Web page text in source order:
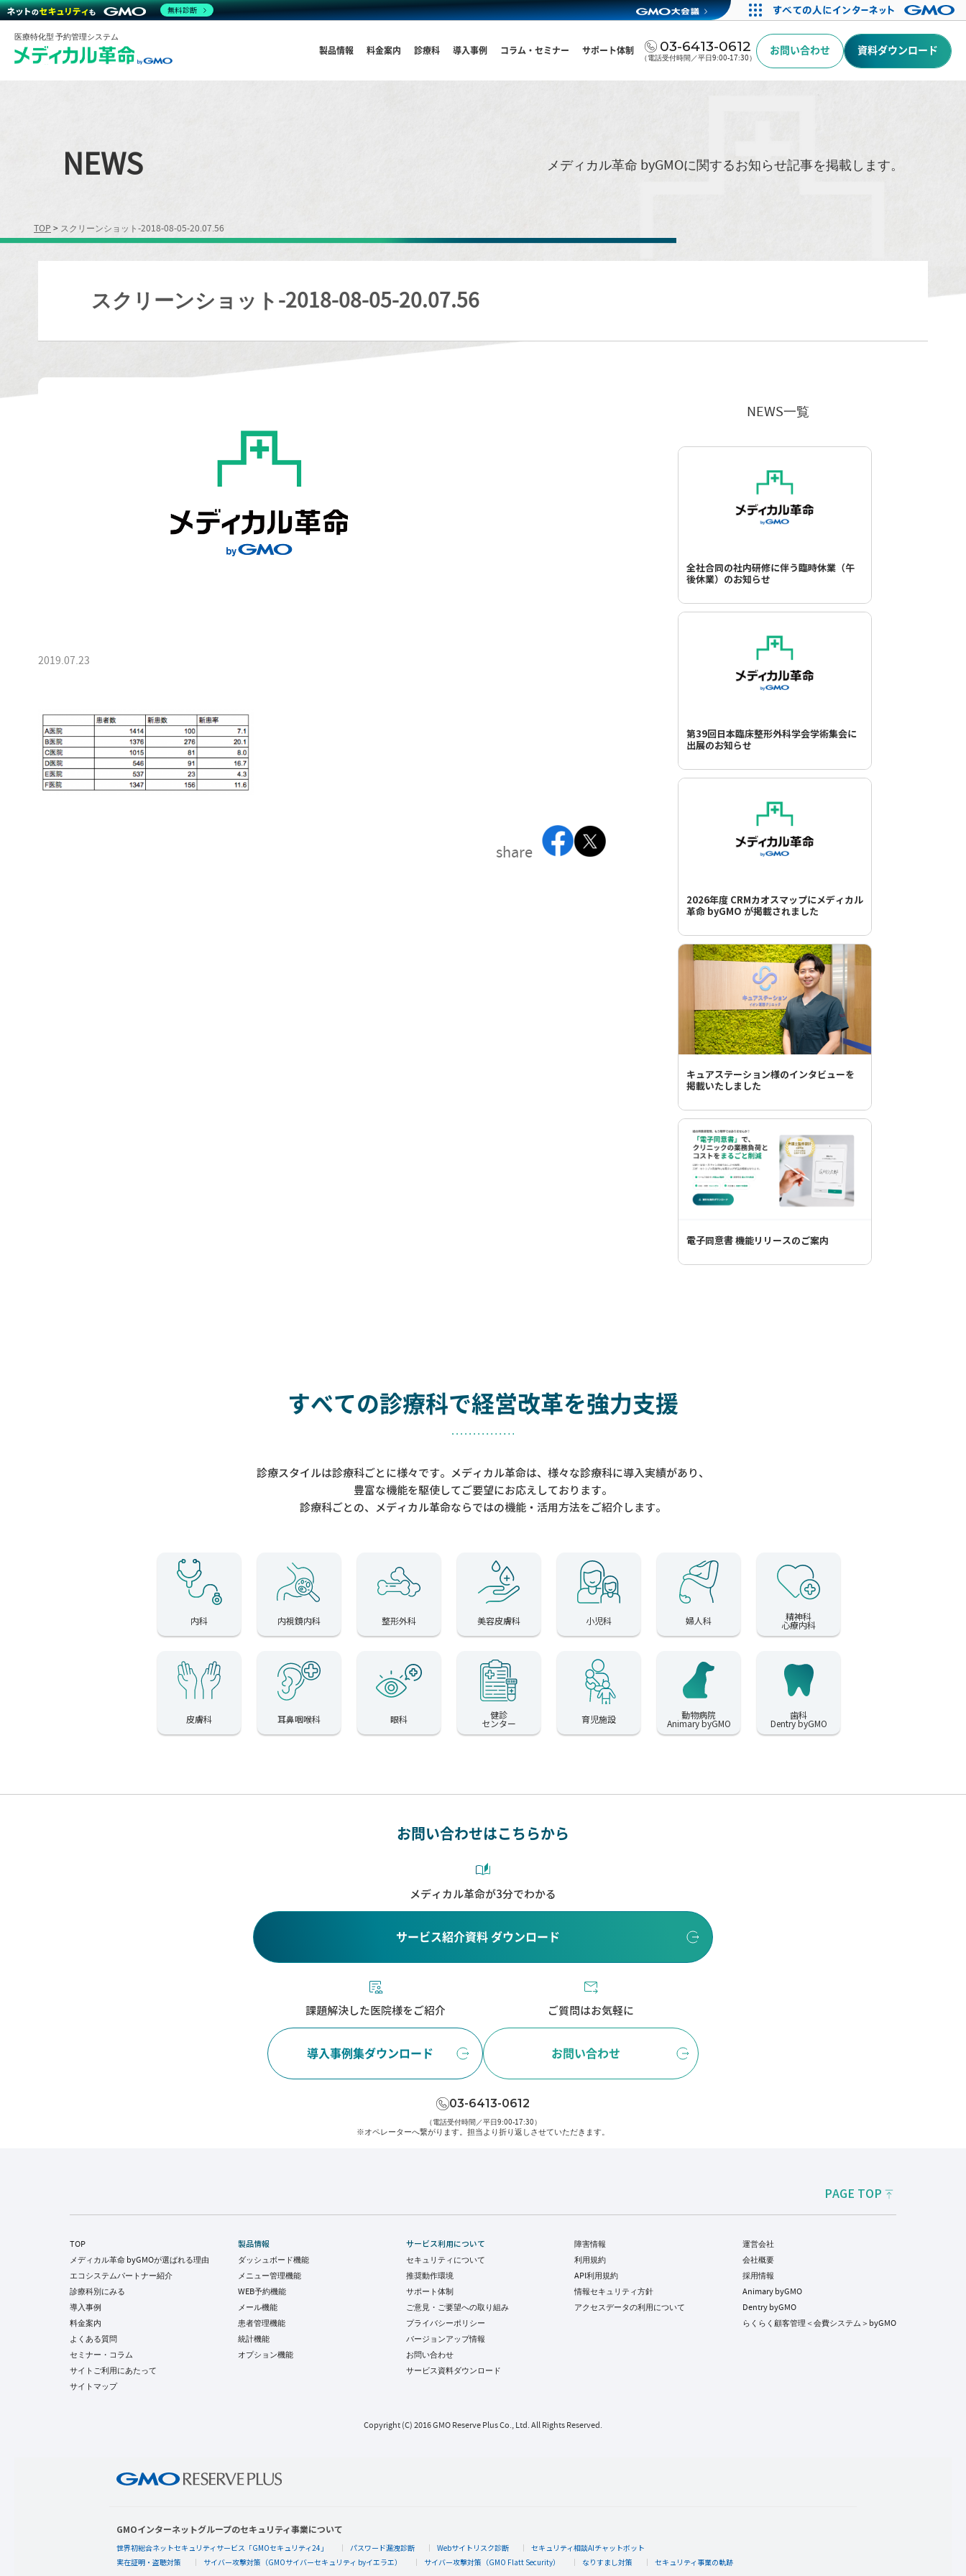
医療特化型 予約管理システム
製品情報 料金案内 診療科 導入事例 コラム・セミナー サポート体制 03-6413-0612
（電話受付時間／平日9:00-17:30）
お問い合わせ 資料ダウンロード
NEWS メディカル革命 byGMOに関するお知らせ記事を掲載します。
TOP > スクリーンショット-2018-08-05-20.07.56
スクリーンショット-2018-08-05-20.07.56
2019.07.23
share
NEWS一覧
全社合同の社内研修に伴う臨時休業（午
後休業）のお知らせ
第39回日本臨床整形外科学会学術集会に
出展のお知らせ
2026年度 CRMカオスマップにメディカル
革命 byGMO が掲載されました
キュアステーション様のインタビューを
掲載いたしました
電子同意書 機能リリースのご案内
すべての診療科で経営改革を強力支援
診療スタイルは診療科ごとに様々です。メディカル革命は、様々な診療科に導入実績があり、
豊富な機能を駆使してご要望にお応えしております。
診療科ごとの、メディカル革命ならではの機能・活用方法をご紹介します。
内科 内視鏡内科 整形外科 美容皮膚科 小児科 婦人科 精神科
心療内科
皮膚科 耳鼻咽喉科 眼科 健診
センター 育児施設 動物病院
Animary byGMO
歯科
Dentry byGMO
お問い合わせはこちらから
メディカル革命が3分でわかる
サービス紹介資料 ダウンロード
課題解決した医院様をご紹介
導入事例集ダウンロード
ご質問はお気軽に
お問い合わせ
03-6413-0612
（電話受付時間／平日9:00-17:30）
※オペレーターへ繋がります。 担当より折り返しさせていただきます。
PAGE TOP
TOP
メディカル革命 byGMOが選ばれる理由
エコシステムパートナー紹介
診療科別にみる
導入事例
料金案内
よくある質問
セミナー・コラム
サイトご利用にあたって
サイトマップ
製品情報
ダッシュボード機能
メニュー管理機能
WEB予約機能
メール機能
患者管理機能
統計機能
オプション機能
サービス利用について
セキュリティについて
推奨動作環境
サポート体制
ご意見・ご要望への取り組み
プライバシーポリシー
バージョンアップ情報
お問い合わせ
サービス資料ダウンロード
障害情報
利用規約
API利用規約
情報セキュリティ方針
アクセスデータの利用について
運営会社
会社概要
採用情報
Animary byGMO
Dentry byGMO
らくらく顧客管理＜会費システム＞byGMO
Copyright (C) 2016 GMO Reserve Plus Co., Ltd. All Rights Reserved.
GMOインターネットグループのセキュリティ事業について
世界初総合ネットセキュリティサービス「GMOセキュリティ24」 パスワード漏洩診断 Webサイトリスク診断
セキュリティ相談AIチャットボット
実在証明・盗聴対策
サイバー攻撃対策（GMOサイバーセキュリティ byイエラエ） サイバー攻撃対策（GMO Flatt Security） なりすまし対策 セキュリティ事業の軌跡
無料診断